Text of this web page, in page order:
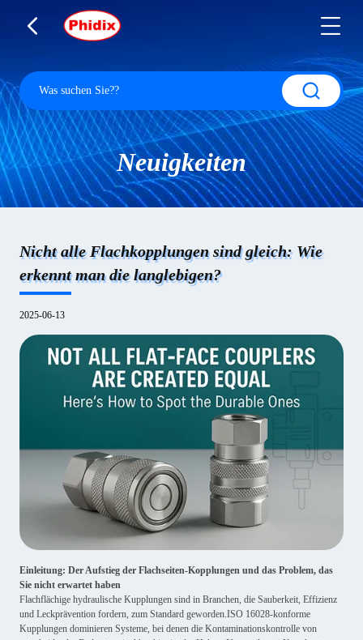
Neuigkeiten
Nicht alle Flachkopplungen sind gleich: Wie
erkennt man die langlebigen?
2025-06-13
Einleitung: Der Aufstieg der Flachseiten-Kopplungen und das Problem, das
Sie nicht erwartet haben
Flachflächige hydraulische Kupplungen sind in Branchen, die Sauberkeit, Effizienz
und Leckprävention fordern, zum Standard geworden.ISO 16028-konforme
Kupplungen dominieren Systeme, bei denen die Kontaminationskontrolle von